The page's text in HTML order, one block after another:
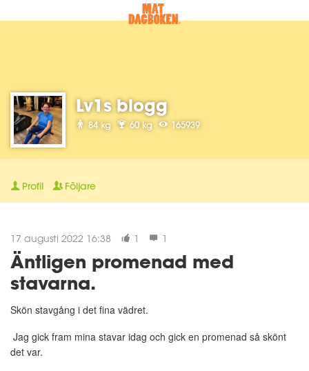
Lv1s blogg
84 kg 60 kg 165939
Profil Följare
17 augusti 2022 16:38 1 1
Äntligen promenad med
stavarna.
Skön stavgång i det fina vädret.
Jag gick fram mina stavar idag och gick en promenad så skönt
det var.